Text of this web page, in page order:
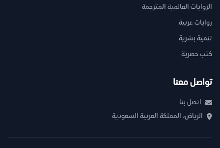
الروايات العالمية المترجمة
روايات عربية
تنمية بشرية
كتب حصرية
تواصل معنا
اتصل بنا
الرياض، المملكة العربية السعودية